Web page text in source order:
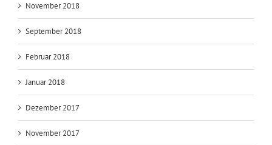
November 2018
September 2018
Februar 2018
Januar 2018
Dezember 2017
November 2017